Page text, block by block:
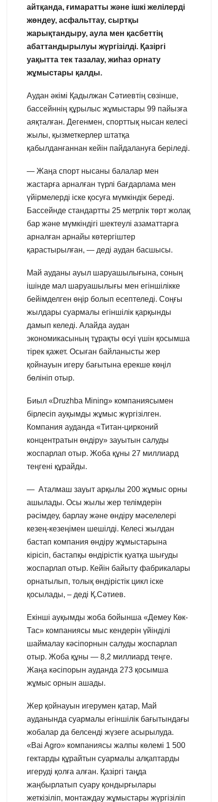
айтқанда, ғимаратты және ішкі желілерді
жөндеу, асфальттау, сыртқы
жарықтандыру, аула мен қасбеттің
абаттандырылуы жүргізілді. Қазіргі
уақытта тек тазалау, жиһаз орнату
жұмыстары қалды.
Аудан әкімі Қадылжан Сәтиевтің сөзінше,
бассейннің құрылыс жұмыстары 99 пайызға
аяқталған. Дегенмен, спорттық нысан келесі
жылы, қызметкерлер штатқа
қабылданғаннан кейін пайдалануға беріледі.
— Жаңа спорт нысаны балалар мен
жастарға арналған түрлі бағдарлама мен
үйірмелерді іске қосуға мүмкіндік береді.
Бассейнде стандартты 25 метрлік төрт жолақ
бар және мүмкіндігі шектеулі азаматтарға
арналған арнайы көтергіштер
қарастырылған, — деді аудан басшысы.
Май ауданы ауыл шаруашылығына, соның
ішінде мал шаруашылығы мен егіншілікке
бейімделген өңір болып есептеледі. Соңғы
жылдары суармалы егіншілік қарқынды
дамып келеді. Алайда аудан
экономикасының тұрақты өсуі үшін қосымша
тірек қажет. Осыған байланысты жер
қойнауын игеру бағытына ерекше көңіл
бөлініп отыр.
Биыл «Druzhba Mining» компаниясымен
бірлесіп ауқымды жұмыс жүргізілген.
Компания ауданда «Титан-цирконий
концентратын өндіру» зауытын салуды
жоспарлап отыр. Жоба құны 27 миллиард
теңгені құрайды.
— Аталмаш зауыт арқылы 200 жұмыс орны
ашылады. Осы жылы жер телімдерін
рәсімдеу, барлау және өндіру мәселелері
кезең-кезеңімен шешілді. Келесі жылдан
бастап компания өндіру жұмыстарына
кірісіп, бастапқы өндірістік қуатқа шығуды
жоспарлап отыр. Кейін байыту фабрикалары
орнатылып, толық өндірістік цикл іске
қосылады, – деді Қ.Сәтиев.
Екінші ауқымды жоба бойынша «Демеу Көк-
Тас» компаниясы мыс кендерін үйінділі
шаймалау кәсіпорнын салуды жоспарлап
отыр. Жоба құны — 8,2 миллиард теңге.
Жаңа кәсіпорын ауданда 273 қосымша
жұмыс орнын ашады.
Жер қойнауын игерумен қатар, Май
ауданында суармалы егіншілік бағытындағы
жобалар да белсенді жүзеге асырылуда.
«Bai Agro» компаниясы жалпы көлемі 1 500
гектарды құрайтын суармалы алқаптарды
игеруді қолға алған. Қазіргі таңда
жаңбырлатып суару қондырғылары
жеткізіліп, монтаждау жұмыстары жүргізіліп